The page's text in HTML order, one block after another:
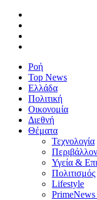
Ροή
Top News
Ελλάδα
Πολιτική
Οικονομία
Διεθνή
Θέματα
Τεχνολογία
Υγεία &
Πολιτισμός
Lifestyle